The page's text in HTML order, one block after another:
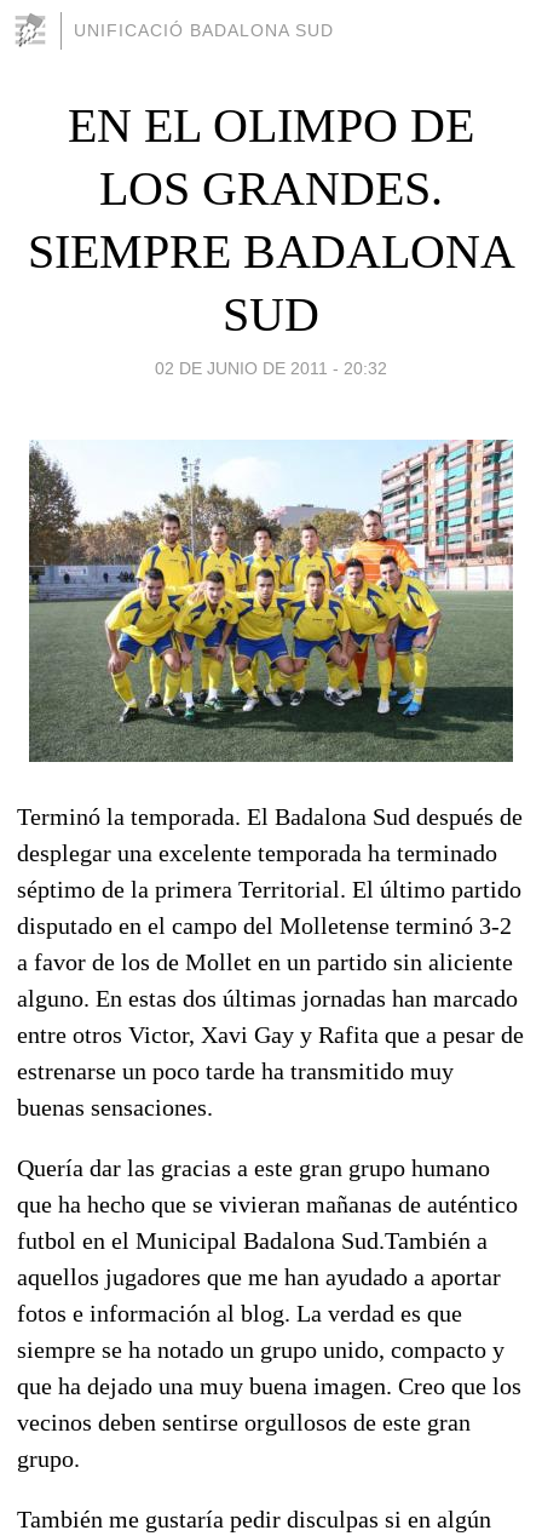
UNIFICACIÓ BADALONA SUD
EN EL OLIMPO DE
LOS GRANDES.
SIEMPRE BADALONA
SUD
02 DE JUNIO DE 2011 - 20:32
Terminó la temporada. El Badalona Sud después de
desplegar una excelente temporada ha terminado
séptimo de la primera Territorial. El último partido
disputado en el campo del Molletense terminó 3-2
a favor de los de Mollet en un partido sin aliciente
alguno. En estas dos últimas jornadas han marcado
entre otros Victor, Xavi Gay y Rafita que a pesar de
estrenarse un poco tarde ha transmitido muy
buenas sensaciones.
Quería dar las gracias a este gran grupo humano
que ha hecho que se vivieran mañanas de auténtico
futbol en el Municipal Badalona Sud.También a
aquellos jugadores que me han ayudado a aportar
fotos e información al blog. La verdad es que
siempre se ha notado un grupo unido, compacto y
que ha dejado una muy buena imagen. Creo que los
vecinos deben sentirse orgullosos de este gran
grupo.
También me gustaría pedir disculpas si en algún